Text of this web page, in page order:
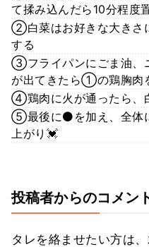
て揉み込んだら10分程度
②白菜はお好きな大きさ
する
③フライパンにごま油、
が出てきたら①の鶏胸肉
④鶏肉に火が通ったら、
⑤最後に⚫を加え、全体
上がり💓
投稿者からのコメン
タレを絡ませたい方は